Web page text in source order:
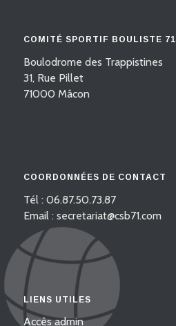
COMITÉ SPORTIF BOULISTE 71
Boulodrome des Trappistines
31, Rue Pillet
71000 Mâcon
COORDONNÉES DE CONTACT
Tél : 06.87.50.73.87
Email : secretariat@csb71.com
LIENS UTILES
Accès admin